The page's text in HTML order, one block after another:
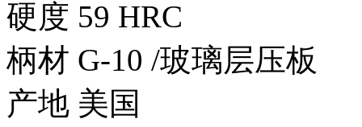
硬度 59 HRC
柄材 G-10 /玻璃层压板
产地 美国